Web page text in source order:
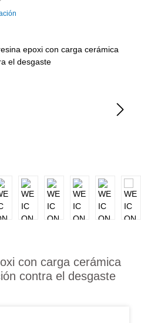
con carga cerámica
contra el desgaste